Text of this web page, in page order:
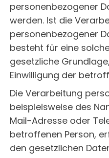
personenbezogener
werden. Ist die
personenbezogener
besteht für eine
gesetzliche
Einwilligung der
Die Verarbeitung
beispielsweise des
Mail-Adresse oder
betroffenen Person,
den gesetzlichen